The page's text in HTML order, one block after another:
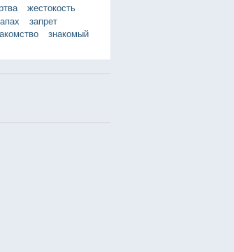
жестокость
запрет
знакомый